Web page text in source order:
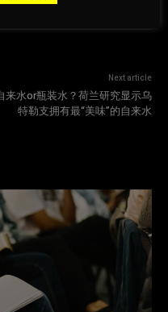
Next article
来水or瓶装水？荷兰研究显示乌
特勒支拥有最“美味”的自来水